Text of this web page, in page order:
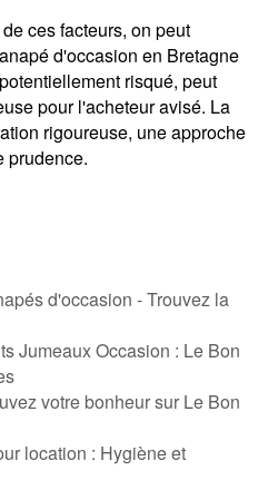
ces facteurs, on peut
d'occasion en Bretagne
risqué, peut
pour l'acheteur avisé. La
rigoureuse, une approche
prudence.
d'occasion - Trouvez la
Jumeaux Occasion : Le Bon
votre bonheur sur Le Bon
location : Hygiène et